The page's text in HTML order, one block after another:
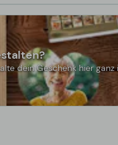
dein Geschenk hier ganz